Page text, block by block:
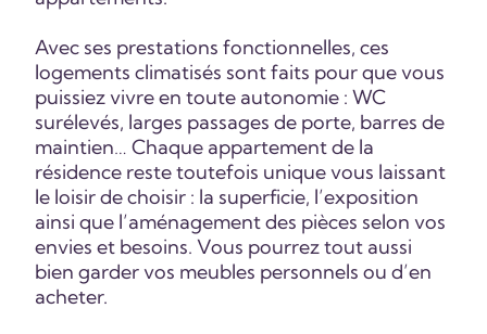
Avec ses prestations fonctionnelles, ces
logements climatisés sont faits pour que vous
puissiez vivre en toute autonomie : WC
surélevés, larges passages de porte, barres de
maintien… Chaque appartement de la
résidence reste toutefois unique vous laissant
le loisir de choisir : la superficie, l’exposition
ainsi que l’aménagement des pièces selon vos
envies et besoins. Vous pourrez tout aussi
bien garder vos meubles personnels ou d’en
acheter.